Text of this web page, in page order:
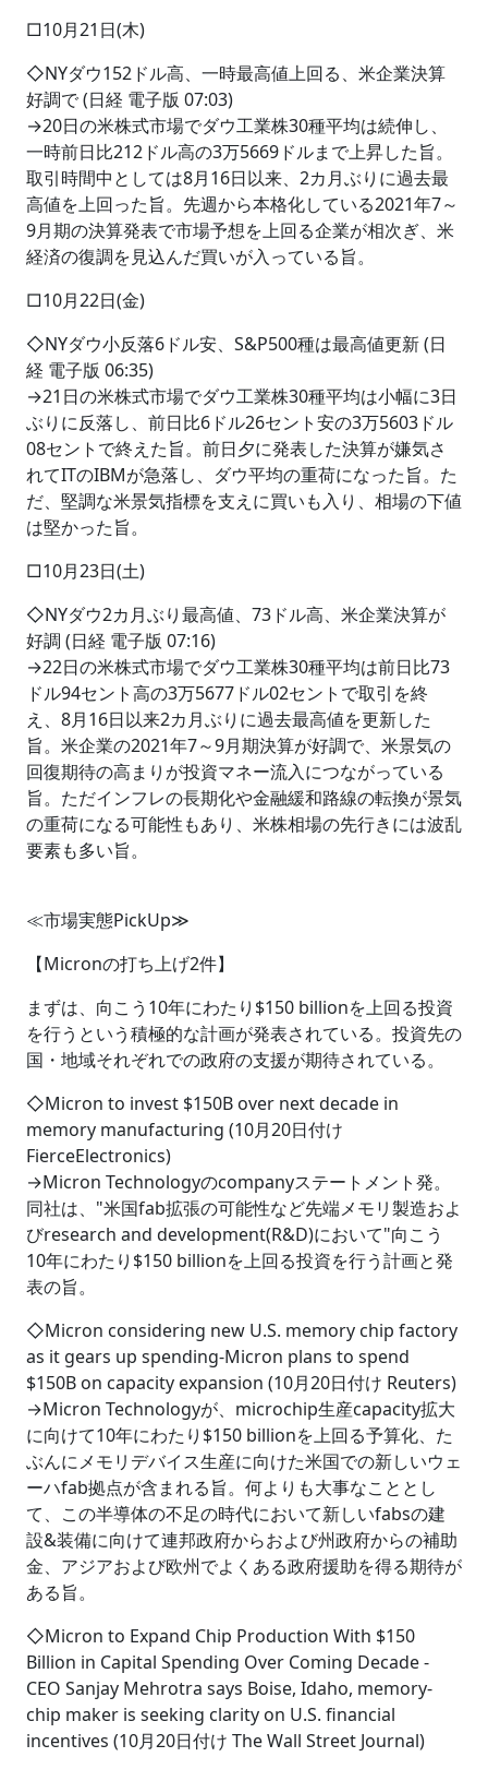
□10月21日(木)
◇NYダウ152ドル高、一時最高値上回る、米企業決算
好調で (日経 電子版 07:03)
→20日の米株式市場でダウ工業株30種平均は続伸し、
一時前日比212ドル高の3万5669ドルまで上昇した旨。
取引時間中としては8月16日以来、2カ月ぶりに過去最
高値を上回った旨。先週から本格化している2021年7～
9月期の決算発表で市場予想を上回る企業が相次ぎ、米
経済の復調を見込んだ買いが入っている旨。
□10月22日(金)
◇NYダウ小反落6ドル安、S&P500種は最高値更新 (日
経 電子版 06:35)
→21日の米株式市場でダウ工業株30種平均は小幅に3日
ぶりに反落し、前日比6ドル26セント安の3万5603ドル
08セントで終えた旨。前日夕に発表した決算が嫌気さ
れてITのIBMが急落し、ダウ平均の重荷になった旨。た
だ、堅調な米景気指標を支えに買いも入り、相場の下値
は堅かった旨。
□10月23日(土)
◇NYダウ2カ月ぶり最高値、73ドル高、米企業決算が
好調 (日経 電子版 07:16)
→22日の米株式市場でダウ工業株30種平均は前日比73
ドル94セント高の3万5677ドル02セントで取引を終
え、8月16日以来2カ月ぶりに過去最高値を更新した
旨。米企業の2021年7～9月期決算が好調で、米景気の
回復期待の高まりが投資マネー流入につながっている
旨。ただインフレの長期化や金融緩和路線の転換が景気
の重荷になる可能性もあり、米株相場の先行きには波乱
要素も多い旨。
≪市場実態PickUp≫
【Micronの打ち上げ2件】
まずは、向こう10年にわたり$150 billionを上回る投資
を行うという積極的な計画が発表されている。投資先の
国・地域それぞれでの政府の支援が期待されている。
◇Micron to invest $150B over next decade in
memory manufacturing (10月20日付け
FierceElectronics)
→Micron Technologyのcompanyステートメント発。
同社は、"米国fab拡張の可能性など先端メモリ製造およ
びresearch and development(R&D)において"向こう
10年にわたり$150 billionを上回る投資を行う計画と発
表の旨。
◇Micron considering new U.S. memory chip factory
as it gears up spending-Micron plans to spend
$150B on capacity expansion (10月20日付け Reuters)
→Micron Technologyが、microchip生産capacity拡大
に向けて10年にわたり$150 billionを上回る予算化、た
ぶんにメモリデバイス生産に向けた米国での新しいウェ
ーハfab拠点が含まれる旨。何よりも大事なこととし
て、この半導体の不足の時代において新しいfabsの建
設&装備に向けて連邦政府からおよび州政府からの補助
金、アジアおよび欧州でよくある政府援助を得る期待が
ある旨。
◇Micron to Expand Chip Production With $150
Billion in Capital Spending Over Coming Decade -
CEO Sanjay Mehrotra says Boise, Idaho, memory-
chip maker is seeking clarity on U.S. financial
incentives (10月20日付け The Wall Street Journal)